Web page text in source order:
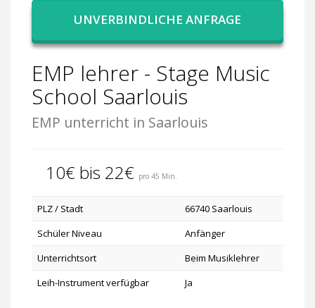
UNVERBINDLICHE ANFRAGE
EMP lehrer - Stage Music
School Saarlouis
EMP unterricht in Saarlouis
10€ bis 22€ pro 45 Min.
PLZ / Stadt
66740 Saarlouis
Schüler Niveau
Anfänger
Unterrichtsort
Beim Musiklehrer
Leih-Instrument verfügbar
Ja